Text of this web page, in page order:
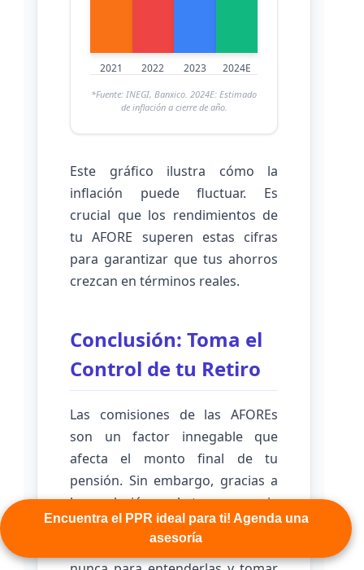
Encuentra el PPR ideal para ti! Agenda una
asesoría
2021 2022 2023 2024E
*Fuente: INEGI, Banxico. 2024E: Estimado
de inflación a cierre de año.
Este gráfico ilustra cómo la
inflación puede fluctuar. Es
crucial que los rendimientos de
tu AFORE superen estas cifras
para garantizar que tus ahorros
crezcan en términos reales.
Conclusión: Toma el
Control de tu Retiro
Las comisiones de las AFOREs
son un factor innegable que
afecta el monto final de tu
pensión. Sin embargo, gracias a
la regulación y a la transparencia
que promueve la CONSAR, hoy
tienes más herramientas que